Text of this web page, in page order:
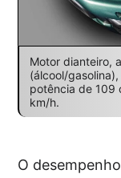
Motor dianteiro,
(álcool/
potência de 109
km/h.
O